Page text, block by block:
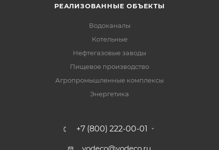
РЕАЛИЗОВАННЫЕ ОБЪЕКТЫ
Водоканалы
Котельные
Нефтегазовые заводы
Пищевое производство
Агропромышленные комплексы
Энергетика
+7 (800) 222-00-01